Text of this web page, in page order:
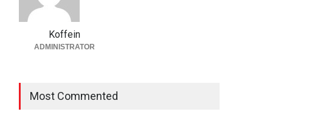
Koffein
ADMINISTRATOR
Most Commented